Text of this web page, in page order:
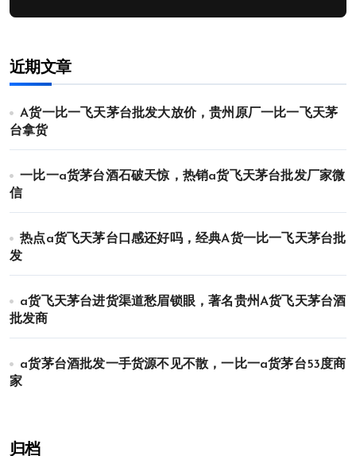
近期文章
A货一比一飞天茅台批发大放价，贵州原厂一比一飞天茅
台拿货
一比一a货茅台酒石破天惊，热销a货飞天茅台批发厂家微
信
热点a货飞天茅台口感还好吗，经典A货一比一飞天茅台批
发
a货飞天茅台进货渠道愁眉锁眼，著名贵州A货飞天茅台酒
批发商
a货茅台酒批发一手货源不见不散，一比一a货茅台53度商
家
归档